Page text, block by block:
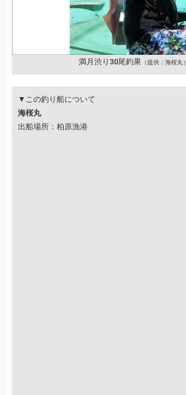
満月渋り30尾釣果（提供：海桜丸）
▼この釣り船について
海桜丸
出船場所：柏原漁港